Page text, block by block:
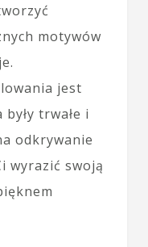
motywów
jest
trwałe i
odkrywanie
wyrazić swoją